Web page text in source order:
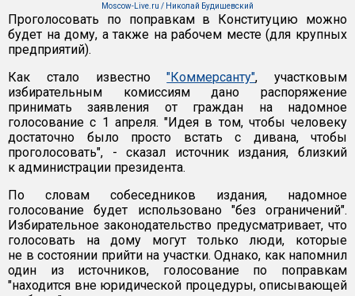
Moscow-Live.ru / Николай Будишевский
Проголосовать по поправкам в Конституцию можно
будет на дому, а также на рабочем месте (для крупных
предприятий).
Как стало известно"Коммерсанту", участковым
избирательным комиссиям дано распоряжение
принимать заявления от граждан на надомное
голосование с 1 апреля. "Идея в том, чтобы человеку
достаточно было просто встать с дивана, чтобы
проголосовать", - сказал источник издания, близкий
к администрации президента.
По словам собеседников издания, надомное
голосование будет использовано "без ограничений".
Избирательное законодательство предусматривает, что
голосовать на дому могут только люди, которые
не в состоянии прийти на участки. Однако, как напомнил
один из источников, голосование по поправкам
"находится вне юридической процедуры, описывающей